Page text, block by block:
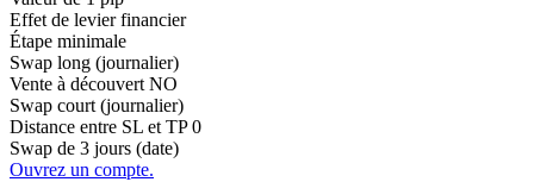
Effet de levier financier
Étape minimale
Swap long (journalier)
Vente à découvert NO
Swap court (journalier)
Distance entre SL et TP 0
Swap de 3 jours (date)
Ouvrez un compte.